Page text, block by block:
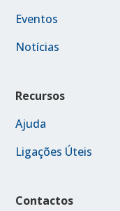
Eventos
Notícias
Recursos
Ajuda
Ligações Úteis
Contactos